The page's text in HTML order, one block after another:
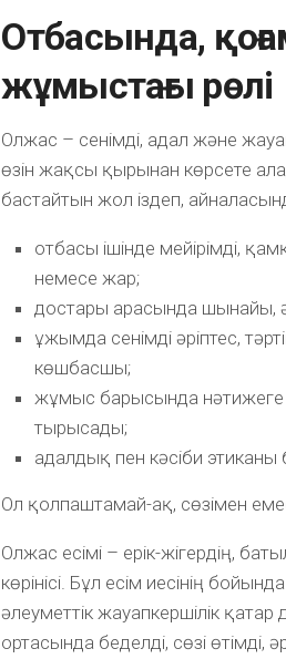
Отбасында,
жұмыстағы рөлі
Олжас – сенімді, адал және
өзін жақсы қырынан көрсете
бастайтын жол іздеп,
отбасы ішінде мейірімді,
немесе жар;
достары арасында шынайы,
ұжымда сенімді әріптес,
көшбасшы;
жұмыс барысында нәтижеге
тырысады;
адалдық пен кәсіби этиканы
Ол қолпаштамай-ақ, сөзімен
Олжас есімі – ерік-жігердің,
көрінісі. Бұл есім иесінің
әлеуметтік жауапкершілік
ортасында беделді, сөзі өтімді,